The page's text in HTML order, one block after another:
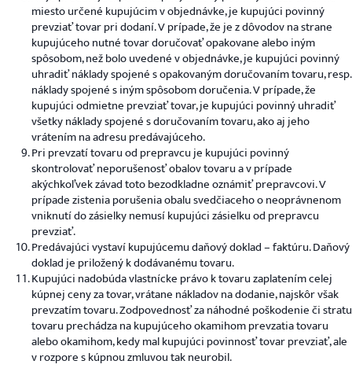
miesto určené kupujúcim v objednávke, je kupujúci povinný
prevziať tovar pri dodaní. V prípade, že je z dôvodov na strane
kupujúceho nutné tovar doručovať opakovane alebo iným
spôsobom, než bolo uvedené v objednávke, je kupujúci povinný
uhradiť náklady spojené s opakovaným doručovaním tovaru, resp.
náklady spojené s iným spôsobom doručenia. V prípade, že
kupujúci odmietne prevziať tovar, je kupujúci povinný uhradiť
všetky náklady spojené s doručovaním tovaru, ako aj jeho
vrátením na adresu predávajúceho.
Pri prevzatí tovaru od prepravcu je kupujúci povinný
skontrolovať neporušenosť obalov tovaru a v prípade
akýchkoľvek závad toto bezodkladne oznámiť prepravcovi. V
prípade zistenia porušenia obalu svedčiaceho o neoprávnenom
vniknutí do zásielky nemusí kupujúci zásielku od prepravcu
prevziať.
Predávajúci vystaví kupujúcemu daňový doklad – faktúru. Daňový
doklad je priložený k dodávanému tovaru.
Kupujúci nadobúda vlastnícke právo k tovaru zaplatením celej
kúpnej ceny za tovar, vrátane nákladov na dodanie, najskôr však
prevzatím tovaru. Zodpovednosť za náhodné poškodenie či stratu
tovaru prechádza na kupujúceho okamihom prevzatia tovaru
alebo okamihom, kedy mal kupujúci povinnosť tovar prevziať, ale
v rozpore s kúpnou zmluvou tak neurobil.